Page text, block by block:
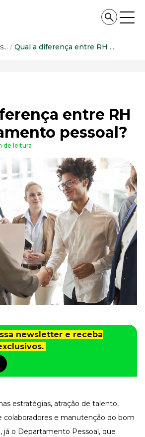
negócio
organizacional
o seu dinheiro
a rotina
Pessoal
processos
e Negócios
da organização
especialistas
Pessoas e Cultura / Qual a diferença entre RH e departamento pessoal?
entre RH
pessoal?
de leitura
newsletter e receba
estratégias, atração de talento,
colaboradores e manutenção do bom
já o Departamento Pessoal, que